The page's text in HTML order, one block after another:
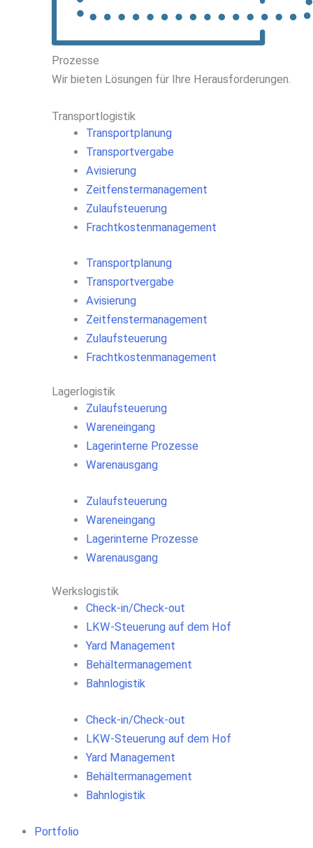
Prozesse
Wir bieten Lösungen für Ihre Herausforderungen.
Transportlogistik
Transportplanung
Transportvergabe
Avisierung
Zeitfenstermanagement
Zulaufsteuerung
Frachtkostenmanagement
Transportplanung
Transportvergabe
Avisierung
Zeitfenstermanagement
Zulaufsteuerung
Frachtkostenmanagement
Lagerlogistik
Zulaufsteuerung
Wareneingang
Lagerinterne Prozesse
Warenausgang
Zulaufsteuerung
Wareneingang
Lagerinterne Prozesse
Warenausgang
Werkslogistik
Check-in/Check-out
LKW-Steuerung auf dem Hof
Yard Management
Behältermanagement
Bahnlogistik
Check-in/Check-out
LKW-Steuerung auf dem Hof
Yard Management
Behältermanagement
Bahnlogistik
Portfolio